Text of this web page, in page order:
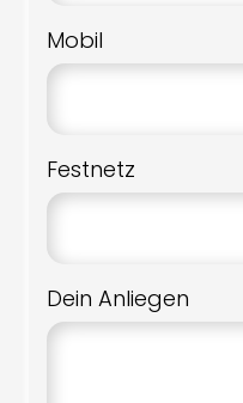
Mobil
Festnetz
Dein Anliegen